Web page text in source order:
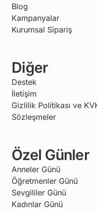
Blog
Kampanyalar
Kurumsal Sipariş
Diğer
Destek
İletişim
Gizlilik Politikası ve
Sözleşmeler
Özel Günler
Anneler Günü
Öğretmenler Günü
Sevgililer Günü
Kadınlar Günü